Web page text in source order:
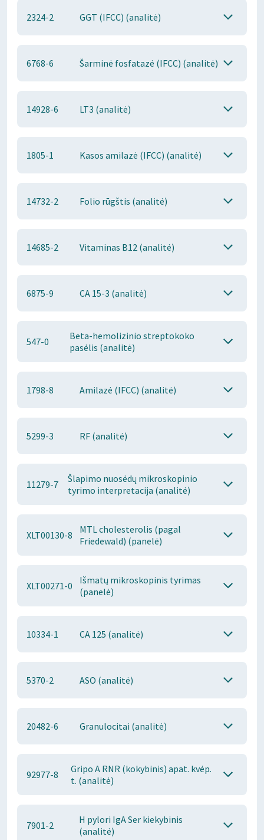
2324-2 GGT (IFCC) (analitė)
6768-6 Šarminė fosfatazė (IFCC) (analitė)
14928-6 LT3 (analitė)
1805-1 Kasos amilazė (IFCC) (analitė)
14732-2 Folio rūgštis (analitė)
14685-2 Vitaminas B12 (analitė)
6875-9 CA 15-3 (analitė)
547-0
Beta-hemolizinio streptokoko
pasėlis (analitė)
1798-8 Amilazė (IFCC) (analitė)
5299-3 RF (analitė)
11279-7
Šlapimo nuosėdų mikroskopinio
tyrimo interpretacija (analitė)
XLT00130-8
MTL cholesterolis (pagal
Friedewald) (panelė)
XLT00271-0
Išmatų mikroskopinis tyrimas
(panelė)
10334-1 CA 125 (analitė)
5370-2 ASO (analitė)
20482-6 Granulocitai (analitė)
92977-8
Gripo A RNR (kokybinis) apat. kvėp.
t. (analitė)
7901-2
H pylori IgA Ser kiekybinis
(analitė)